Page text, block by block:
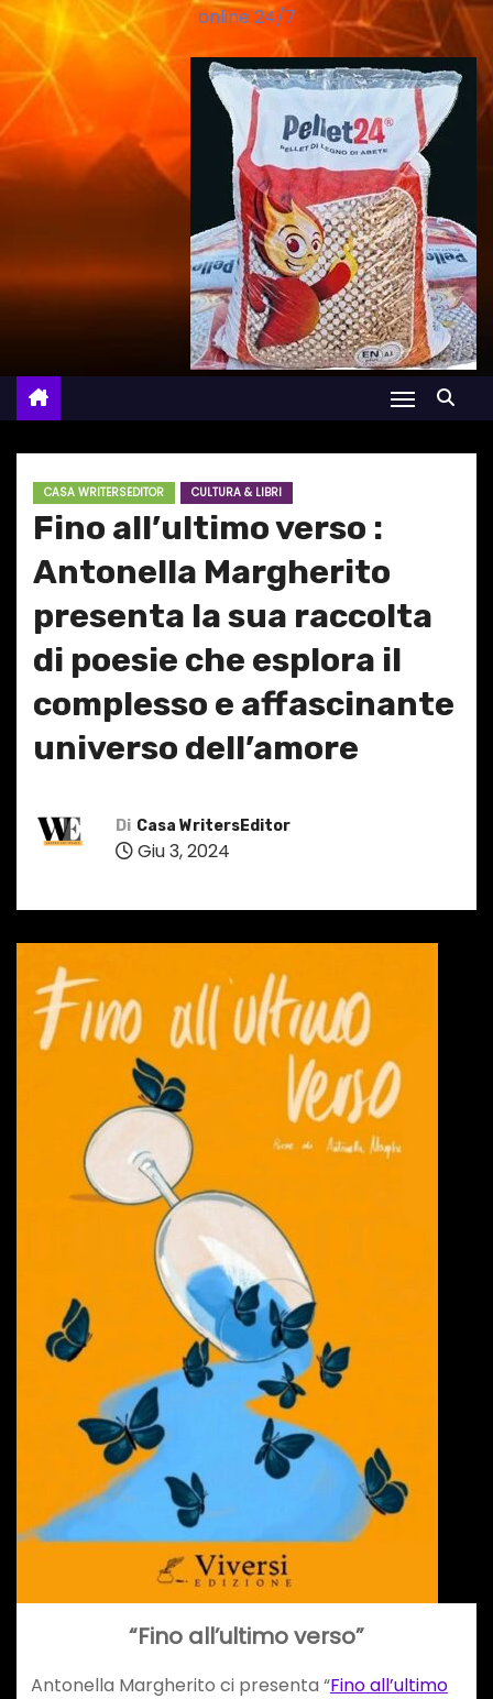
online 24/7
CASA WRITERSEDITOR CULTURA & LIBRI
Fino all’ultimo verso :
Antonella Margherito
presenta la sua raccolta
di poesie che esplora il
complesso e affascinante
universo dell’amore
Di Casa WritersEditor
Giu 3, 2024
“Fino all’ultimo verso”
Antonella Margherito ci presenta “Fino all’ultimo